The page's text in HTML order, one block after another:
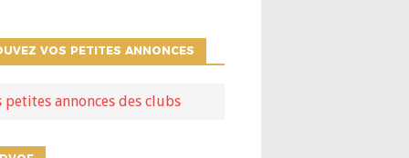
VOS PETITES ANNONCES
petites annonces des clubs